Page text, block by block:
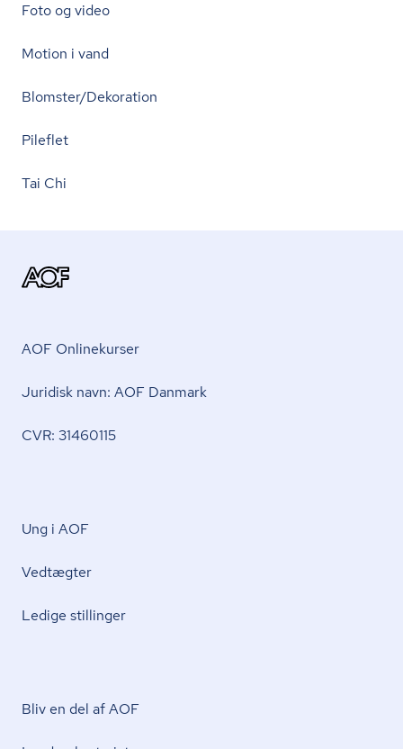
Foto og video
Motion i vand
Blomster/Dekoration
Pileflet
Tai Chi
AOF Onlinekurser
Juridisk navn: AOF Danmark
CVR: 31460115
Ung i AOF
Vedtægter
Ledige stillinger
Bliv en del af AOF